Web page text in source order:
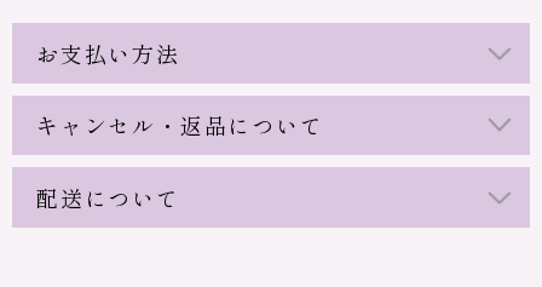
お支払い方法
キャンセル・返品について
配送について